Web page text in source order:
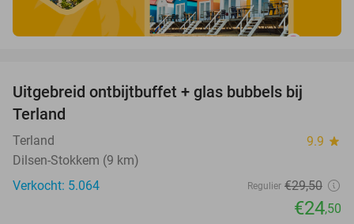
Uitgebreid ontbijtbuffet + glas bubbels bij
Terland
Terland 9.9 star
Dilsen-Stokkem (9 km)
Verkocht: 5.064
Regulier €29,50
€24,50